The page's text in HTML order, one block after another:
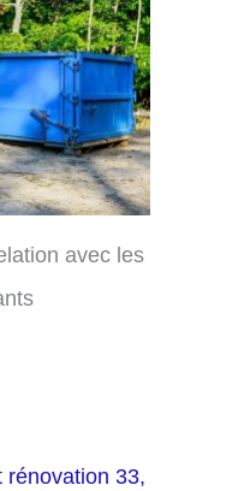
avec les
rénovation 33,